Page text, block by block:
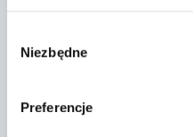
zgody
Niezbędne
Preferencje
sytuacji